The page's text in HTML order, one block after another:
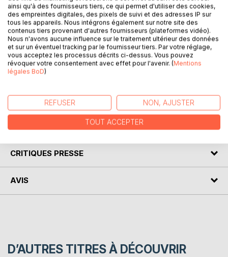
L'immunité spirituelle est en danger
Vyctoire et Néo se retrouvent à Our,
dans la Vallée de Cristal.
Mikhal, le Druide, les attendait.
Les Deux êtres.
Dans cette vallée mystérieuse, Vyctoire et Néo vont
découvrir la Source incarnée...
Cette fois-ci...
CRITIQUES PRESSE
AVIS
D’AUTRES TITRES À DÉCOUVRIR
ainsi qu'à des fournisseurs tiers, ce qui permet d'utiliser des cookies,
des empreintes digitales, des pixels de suivi et des adresses IP sur
tous les appareils. Nous intégrons également sur notre site des
contenus tiers provenant d'autres fournisseurs (plateformes vidéo).
Nous n'avons aucune influence sur le traitement ultérieur des données
et sur un éventuel tracking par le fournisseur tiers. Par votre réglage,
vous acceptez les processus décrits ci-dessus. Vous pouvez
révoquer votre consentement avec effet pour l'avenir. (Mentions
légales BoD)
REFUSER NON, AJUSTER
TOUT ACCEPTER